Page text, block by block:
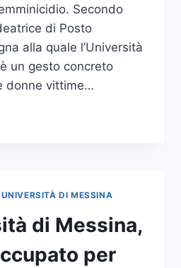
Secondo
di Posto
alla quale l’Università
un gesto concreto
donne vittime…
DI MESSINA
di Messina,
per